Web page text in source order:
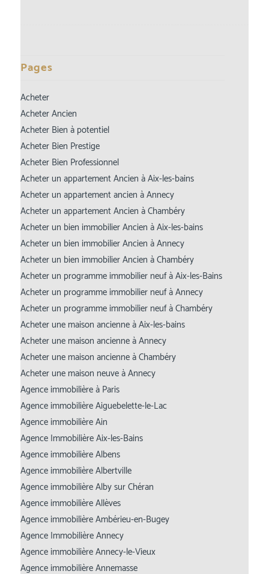
Pages
Acheter
Acheter Ancien
Acheter Bien à potentiel
Acheter Bien Prestige
Acheter Bien Professionnel
Acheter un appartement Ancien à Aix-les-bains
Acheter un appartement ancien à Annecy
Acheter un appartement Ancien à Chambéry
Acheter un bien immobilier Ancien à Aix-les-bains
Acheter un bien immobilier Ancien à Annecy
Acheter un bien immobilier Ancien à Chambéry
Acheter un programme immobilier neuf à Aix-les-Bains
Acheter un programme immobilier neuf à Annecy
Acheter un programme immobilier neuf à Chambéry
Acheter une maison ancienne à Aix-les-bains
Acheter une maison ancienne à Annecy
Acheter une maison ancienne à Chambéry
Acheter une maison neuve à Annecy
Agence immobilière à Paris
Agence immobilière Aiguebelette-le-Lac
Agence immobilière Ain
Agence Immobilière Aix-les-Bains
Agence immobilière Albens
Agence immobilière Albertville
Agence immobilière Alby sur Chéran
Agence immobilière Allèves
Agence immobilière Ambérieu-en-Bugey
Agence Immobilière Annecy
Agence immobilière Annecy-le-Vieux
Agence immobilière Annemasse